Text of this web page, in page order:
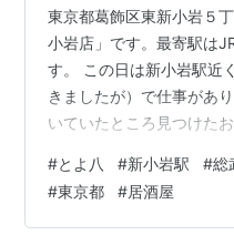
東京都葛飾区東新小岩５
小岩店」です。最寄駅は
す。 この日は新小岩駅近
きましたが）で仕事があ
いていたところ見つけた
ちょうど空いていたので
ューは豊富で揚げ物など
引かれるものがあり、オ
#とよ八 #新小岩駅 #総
#東京都 #居酒屋